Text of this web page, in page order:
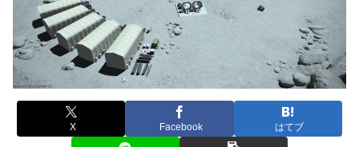
X Facebook はてブ